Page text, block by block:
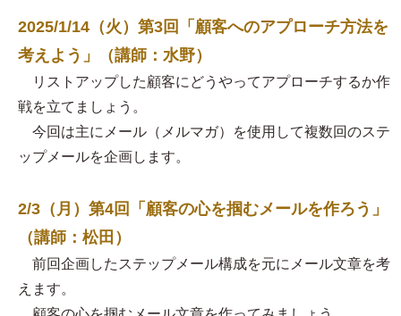
2025/1/14（火）第3回「顧客へのアプローチ方法を
考えよう」（講師：水野）
リストアップした顧客にどうやってアプローチするか作
戦を立てましょう。
今回は主にメール（メルマガ）を使用して複数回のステ
ップメールを企画します。
2/3（月）第4回「顧客の心を掴むメールを作ろう」
（講師：松田）
前回企画したステップメール構成を元にメール文章を考
えます。